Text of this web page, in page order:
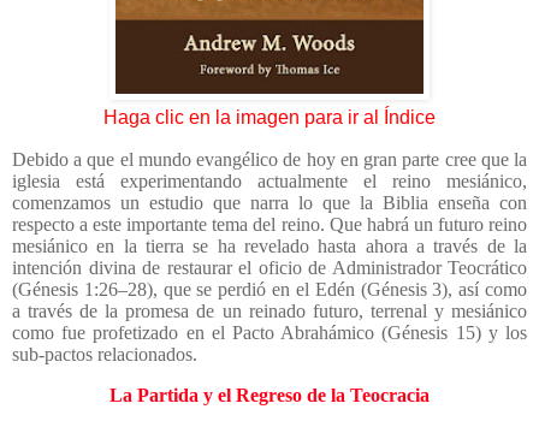
Haga clic en la imagen para ir al Índice
Debido a que el mundo evangélico de hoy en gran parte cree que la
iglesia está experimentando actualmente el reino mesiánico,
comenzamos un estudio que narra lo que la Biblia enseña con
respecto a este importante tema del reino. Que habrá un futuro reino
mesiánico en la tierra se ha revelado hasta ahora a través de la
intención divina de restaurar el oficio de Administrador Teocrático
(Génesis 1:26–28), que se perdió en el Edén (Génesis 3), así como
a través de la promesa de un reinado futuro, terrenal y mesiánico
como fue profetizado en el Pacto Abrahámico (Génesis 15) y los
sub-pactos relacionados.
La Partida y el Regreso de la Teocracia